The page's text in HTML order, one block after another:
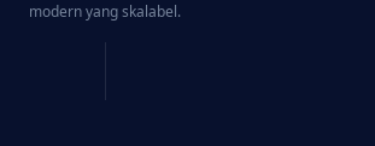
modern yang skalabel.